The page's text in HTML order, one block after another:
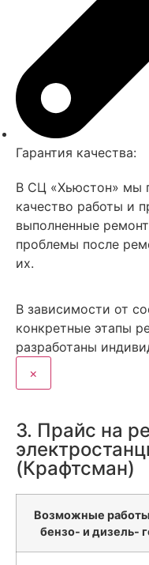
Гарантия качества:
В СЦ «Хьюстон» мы
качество работы и
выполненные
проблемы после
их.
В зависимости от
конкретные этапы
разработаны
×
3. Прайс на
(Крафтсман)
Возможные
бензо- и дизель-